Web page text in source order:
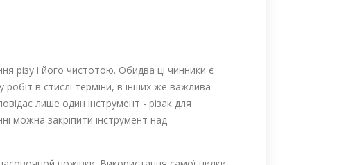
різу і його чистотою. Обидва ці чинники є
в стислі терміни, в інших же важлива
лише один інструмент - різак для
можна закріпити інструмент над